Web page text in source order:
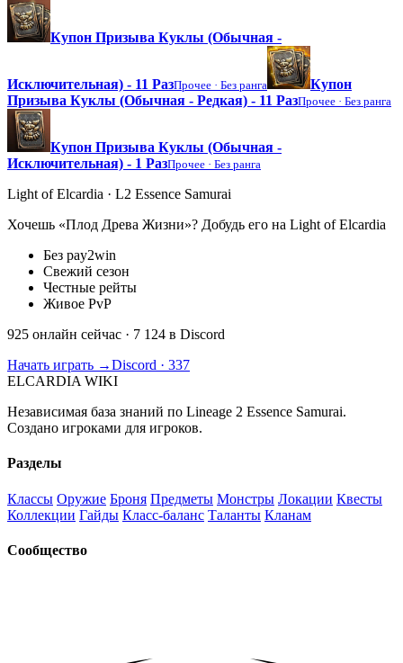
Купон Призыва Куклы (Обычная -
Исключительная) - 11 РазПрочее · Без ранга
Купон
Призыва Куклы (Обычная - Редкая) - 11 РазПрочее · Без ранга
Купон Призыва Куклы (Обычная -
Исключительная) - 1 РазПрочее · Без ранга
Light of Elcardia · L2 Essence Samurai
Хочешь «Плод Древа Жизни»? Добудь его на Light of Elcardia
Без pay2win
Свежий сезон
Честные рейты
Живое PvP
925 онлайн сейчас · 7 124 в Discord
Начать играть →Discord · 337
ELCARDIA WIKI
Независимая база знаний по Lineage 2 Essence Samurai.
Создано игроками для игроков.
Разделы
Классы Оружие Броня Предметы Монстры Локации Квесты
Коллекции Гайды Класс-баланс Таланты Кланам
Сообщество